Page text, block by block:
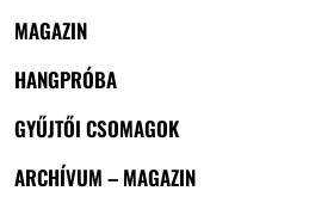
MAGAZIN
HANGPRÓBA
GYŰJTŐI CSOMAGOK
ARCHÍVUM – MAGAZIN